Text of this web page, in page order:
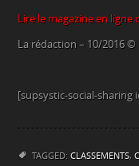
Lire le magazine en ligne
La rédaction – 10/2016 ©
[supsystic-social-sharing
TAGGED: CLASSEMENTS,